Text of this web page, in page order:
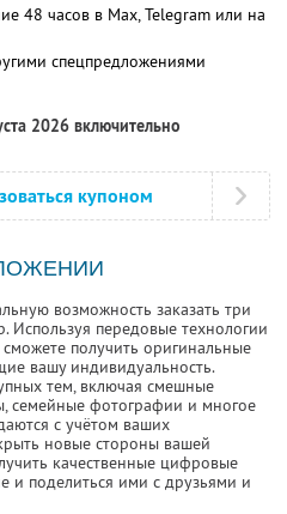
48 часов в Max, Telegram или на
спецпредложениями
2026 включительно
купоном
возможность заказать три
Используя передовые технологии
сможете получить оригинальные
вашу индивидуальность.
тем, включая смешные
семейные фотографии и многое
с учётом ваших
новые стороны вашей
качественные цифровые
и поделиться ими с друзьями и